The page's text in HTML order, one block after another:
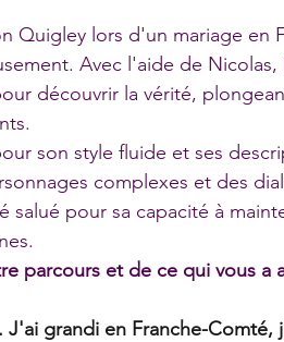
Quigley lors d'un mariage en
Avec l'aide de
découvrir la vérité,
son style fluide et ses
complexes et des
salué pour sa capacité à
parcours et de ce qui vous a
grandi en Franche-Comté,